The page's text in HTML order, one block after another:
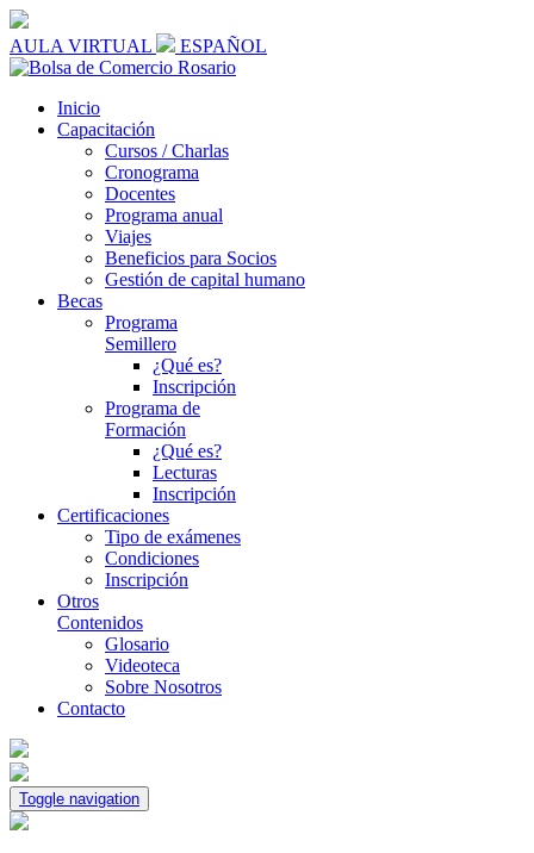
AULA VIRTUAL ESPAÑOL
Inicio
Capacitación
Cursos / Charlas
Cronograma
Docentes
Programa anual
Viajes
Beneficios para Socios
Gestión de capital humano
Becas
Programa
Semillero
¿Qué es?
Inscripción
Programa de
Formación
¿Qué es?
Lecturas
Inscripción
Certificaciones
Tipo de exámenes
Condiciones
Inscripción
Otros
Contenidos
Glosario
Videoteca
Sobre Nosotros
Contacto
Toggle navigation